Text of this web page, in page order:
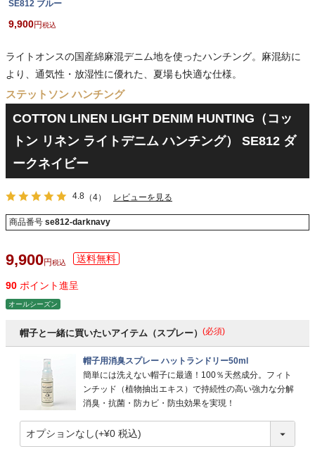
SE812 ブルー
9,900 税込
ライトオンスの国産綿麻混デニム地を使ったハンチング。麻混紡に
より、通気性・放湿性に優れた、夏場も快適な仕様。
ステットソン ハンチング
COTTON LINEN LIGHT DENIM HUNTING（コッ
トン リネン ライトデニム ハンチング） SE812 ダ
ークネイビー
4.8 （4） レビューを見る
商品番号 se812-darknavy
9,900 税込
90 ポイント進呈
オールシーズン
帽子と一緒に買いたいアイテム（スプレー） (必須)
帽子用消臭スプレー ハットランドリー50ml
簡単には洗えない帽子に最適！100％天然成分。フィト
ンチッド（植物抽出エキス）で持続性の高い強力な分解
消臭・抗菌・防カビ・防虫効果を実現！